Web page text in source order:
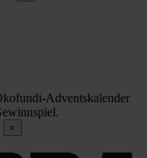
Adventskalender
×